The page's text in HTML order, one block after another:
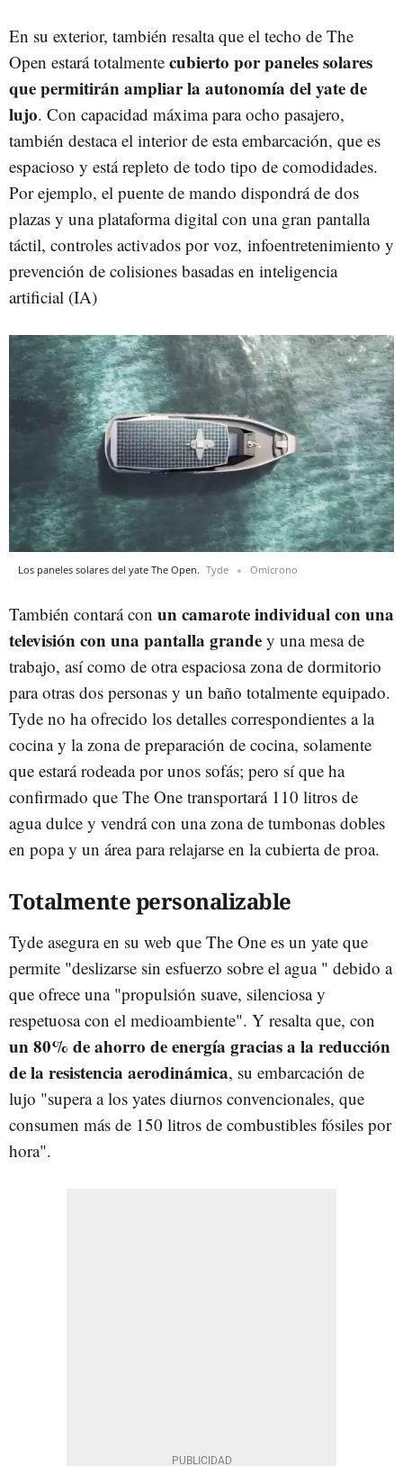
En su exterior, también resalta que el techo de The
Open estará totalmente cubierto por paneles solares
que permitirán ampliar la autonomía del yate de
lujo. Con capacidad máxima para ocho pasajero,
también destaca el interior de esta embarcación, que es
espacioso y está repleto de todo tipo de comodidades.
Por ejemplo, el puente de mando dispondrá de dos
plazas y una plataforma digital con una gran pantalla
táctil, controles activados por voz, infoentretenimiento y
prevención de colisiones basadas en inteligencia
artificial (IA)
Los paneles solares del yate The Open. Tyde Omicrono
También contará con un camarote individual con una
televisión con una pantalla grande y una mesa de
trabajo, así como de otra espaciosa zona de dormitorio
para otras dos personas y un baño totalmente equipado.
Tyde no ha ofrecido los detalles correspondientes a la
cocina y la zona de preparación de cocina, solamente
que estará rodeada por unos sofás; pero sí que ha
confirmado que The One transportará 110 litros de
agua dulce y vendrá con una zona de tumbonas dobles
en popa y un área para relajarse en la cubierta de proa.
Totalmente personalizable
Tyde asegura en su web que The One es un yate que
permite "deslizarse sin esfuerzo sobre el agua " debido a
que ofrece una "propulsión suave, silenciosa y
respetuosa con el medioambiente". Y resalta que, con
un 80% de ahorro de energía gracias a la reducción
de la resistencia aerodinámica, su embarcación de
lujo "supera a los yates diurnos convencionales, que
consumen más de 150 litros de combustibles fósiles por
hora".